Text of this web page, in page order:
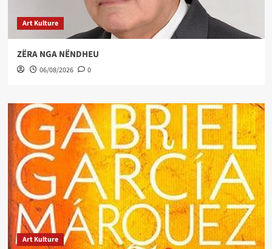
Art Kulture
ZËRA NGA NËNDHEU
06/08/2026 0
Art Kulture